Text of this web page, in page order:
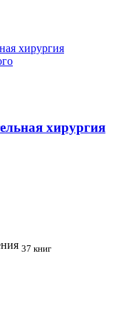
хирургия
хирургия
37 книг